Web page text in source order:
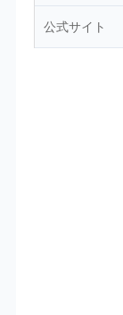
公式サイト